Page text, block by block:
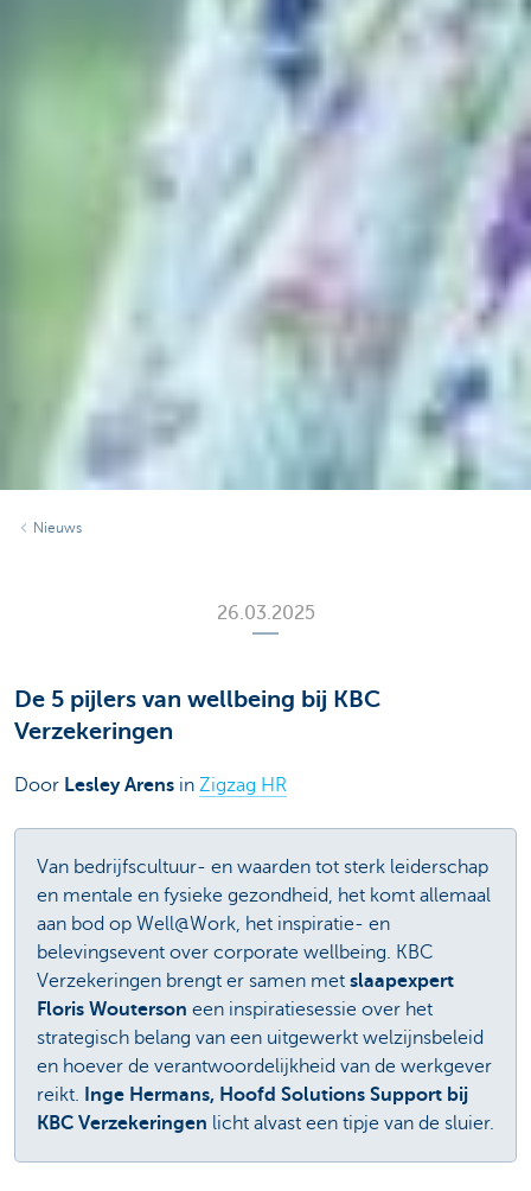
Nieuws
26.03.2025
De 5 pijlers van wellbeing bij KBC
Verzekeringen
Door Lesley Arens in Zigzag HR
Van bedrijfscultuur- en waarden tot sterk leiderschap
en mentale en fysieke gezondheid, het komt allemaal
aan bod op Well@Work, het inspiratie- en
belevingsevent over corporate wellbeing. KBC
Verzekeringen brengt er samen met slaapexpert
Floris Wouterson een inspiratiesessie over het
strategisch belang van een uitgewerkt welzijnsbeleid
en hoever de verantwoordelijkheid van de werkgever
reikt.
Inge Hermans, Hoofd Solutions Support bij
KBC Verzekeringen licht alvast een tipje van de sluier.